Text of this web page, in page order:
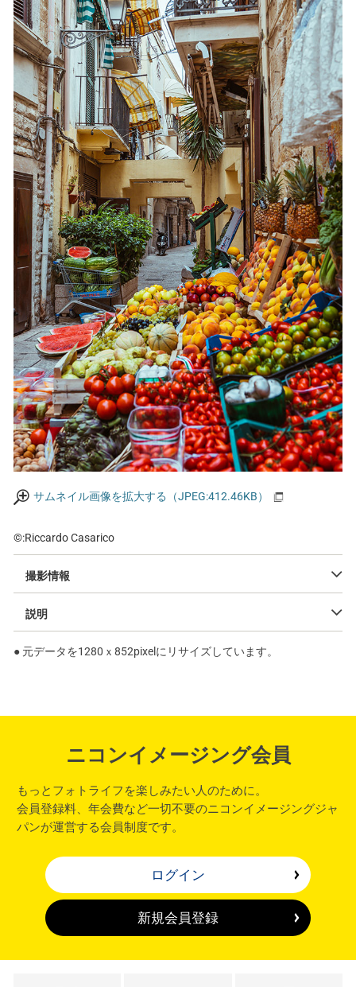
サムネイル画像を拡大する（JPEG:412.46KB）
©:Riccardo Casarico
撮影情報
説明
● 元データを1280ｘ852pixelにリサイズしています。
ニコンイメージング会員
もっとフォトライフを楽しみたい人のために。
会員登録料、年会費など一切不要のニコンイメージングジャ
パンが運営する会員制度です。
ログイン
新規会員登録